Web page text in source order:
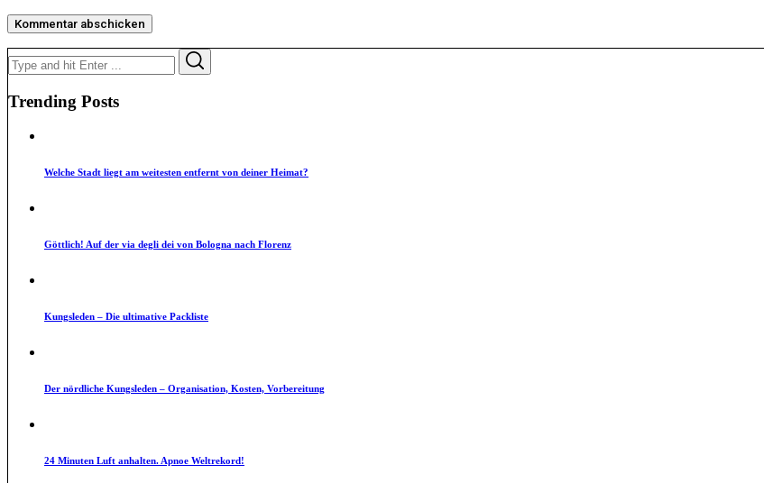
Search
for:
Trending Posts
Welche Stadt liegt am weitesten entfernt von deiner Heimat?
Göttlich! Auf der via degli dei von Bologna nach Florenz
Kungsleden – Die ultimative Packliste
Der nördliche Kungsleden – Organisation, Kosten, Vorbereitung
24 Minuten Luft anhalten. Apnoe Weltrekord!